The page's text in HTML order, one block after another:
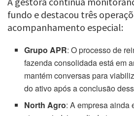
fundo e destacou três
acompanhamento especial:
Grupo APR: O processo de
fazenda consolidada está em
mantém conversas para
do ativo após a conclusão
North Agro: A empresa ainda